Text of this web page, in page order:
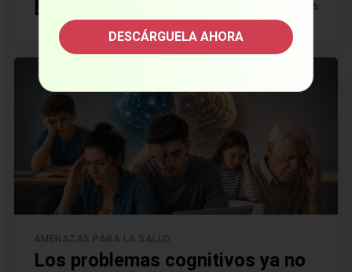
11 MIN DE LECTURA
AMENAZAS PARA LA SALUD
Los problemas cognitivos ya no
DESCÁRGUELA AHORA